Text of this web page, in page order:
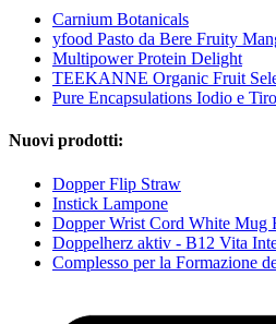
Carnium Botanicals
yfood Pasto da Bere Fruity
Multipower Protein Delight
TEEKANNE Organic Fruit
Pure Encapsulations Iodio e
Nuovi prodotti:
Dopper Flip Straw
Instick Lampone
Dopper Wrist Cord White Mug
Doppelherz aktiv - B12 Vita
Complesso per la Formazione